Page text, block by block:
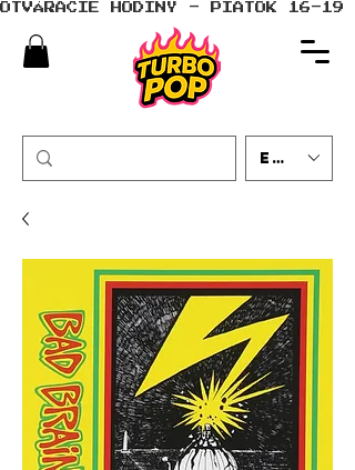
OTVÁRACIE HODINY - PIATOK 16-19
EUR (€)